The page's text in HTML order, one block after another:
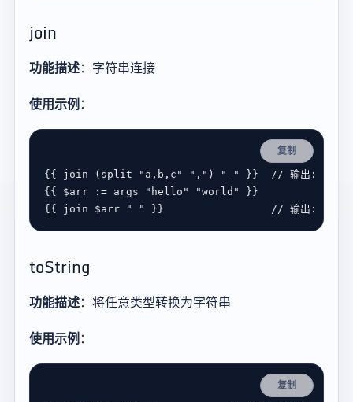
join
功能描述：字符串连接
使用示例：
复制
{{ join ( split "a,b,c" "," ) "-"
}}
{{ $arr := args "hello" "world"
{{ join $arr " " }}
toString
功能描述：将任意类型转换为字符串
使用示例：
复制